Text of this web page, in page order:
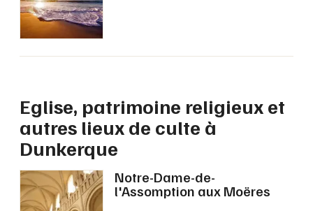
Site touristique dans les Hauts-de-France
Newsletter des sorties
Artistes en tournée
Actus à Dunkerque
Magazine à Dunkerque
Eglise, patrimoine religieux et
autres lieux de culte à
Dunkerque
Notre-Dame-de-
l'Assomption aux Moëres